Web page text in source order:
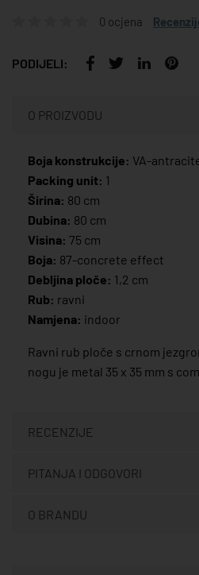
0 ocjena
PODIJELI:
O PROIZVODU
Boja konstrukcije: VA-
Packing unit: 1
Širina: 80 cm
Dubina: 80 cm
Visina: 75 cm
Boja: 87-concrete effect
Debljina ploče: 1,2 cm
Rub: ravni
Namjena: indoor
Ravni rub ploče s crnom
nogu je metal 35 x 35 mm s
RECENZIJE
PITANJA I ODGOVORI
O BRANDU